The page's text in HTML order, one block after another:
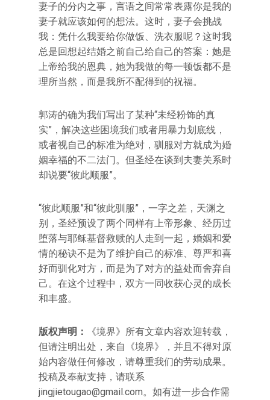
妻子的分内之事，言语之间常常表露你是我的
妻子就应该如何的想法。这时，妻子会挑战
我：凭什么我要给你做饭、洗衣服呢？这时我
总是回想起结婚之前自己给自己的答案：她是
上帝给我的恩典，她为我做的每一顿饭都不是
理所当然，而是我所不配得到的祝福。
郭涛的确为我们写出了某种“未经粉饰的真
实”，解决这些困境我们或者用暴力划底线，
或者视自己的标准为绝对，驯服对方就成为婚
姻幸福的不二法门。但圣经在谈到夫妻关系时
却说要“彼此顺服”。
“彼此顺服”和“彼此驯服”，一字之差，天渊之
别，圣经预设了两个同样有上帝形象、经历过
堕落与耶稣基督救赎的人走到一起，婚姻和爱
情的秘诀不是为了维护自己的标准、尊严和喜
好而驯化对方，而是为了对方的益处而舍弃自
己。在这个过程中，双方一同收获心灵的成长
和丰盛。
版权声明：
《境界》所有文章内容欢迎转载，
但请注明出处，来自《境界》，并且不得对原
始内容做任何修改，请尊重我们的劳动成果。
投稿及奉献支持，请联系
jingjietougao@gmail.com。如有进一步合作需